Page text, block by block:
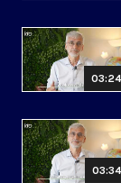
03:24
03:34